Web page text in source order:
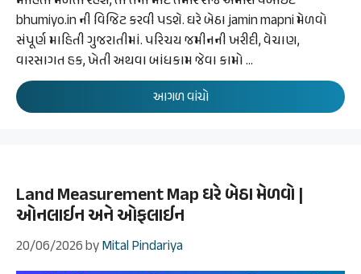
bhumiyo.in ની વિજિટ કરવી પડશે. ઘરે બેઠા jamin mapni મેળવો
સંપૂર્ણ માહિતી ગુજરાતીમાં. પરિચય જમીનની ખરીદી, વેચાણ,
વારસાગત હક, ખેતી અથવા બાંધકામ જેવા કામો …
આગળ વાંચો
Land Measurement Map ઘરે બેઠા મેળવો |
ઓનલાઈન અને ઓફલાઈન
20/06/2026byMital Pindariya